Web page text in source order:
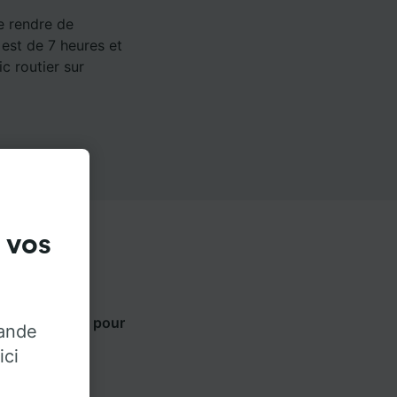
rendre de
de 7 heures et
routier sur
ci-dessous pour